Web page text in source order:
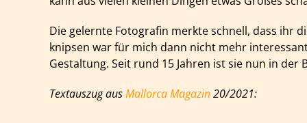
Die gelernte Fotografin merkte schnell, dass ihr
knipsen war für mich dann nicht mehr
Gestaltung. Seit rund 15 Jahren ist sie nun in
Textauszug ausMallorca Magazin20/2021: